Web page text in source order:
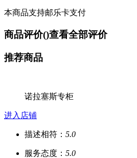
本商品支持邮乐卡支付
商品评价()查看全部评价
推荐商品
诺拉塞斯专柜
进入店铺
描述相符： 5.0
服务态度： 5.0